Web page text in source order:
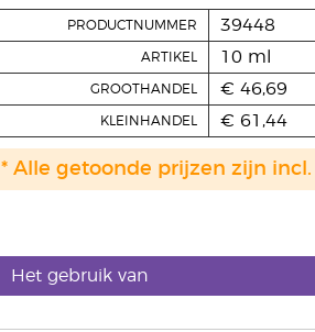
PRODUCTNUMMER 39448
ARTIKEL 10 ml
GROOTHANDEL € 46,69
KLEINHANDEL € 61,44
* Alle getoonde prijzen zijn incl.
Het gebruik van